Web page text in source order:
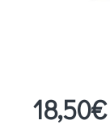
18,50€